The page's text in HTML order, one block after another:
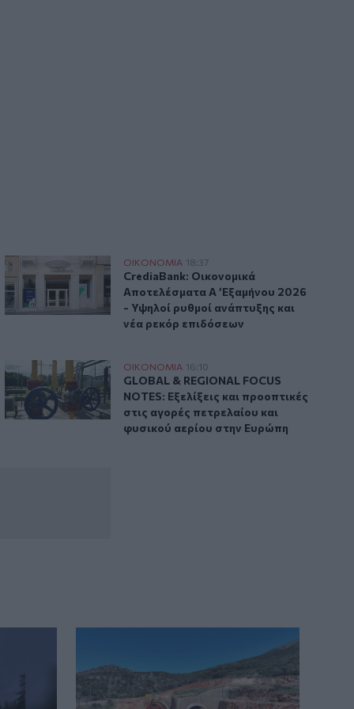
πρόστιμα έως 1.000 ευρώ
φέρνουν τσουχτερά πρόστιμα έως 1.000 ευρώ
CrediaBank: Οικονομικά Αποτελέσματα A ’Εξαμήνου 2026
ΟΙΚΟΝΟΜΙΑ 18:37
CrediaBank: Οικονομικά
CrediaBank: Οικονομικά
Αποτελέσματα A ’Εξαμήνου 2026
- Υψηλοί ρυθμοί ανάπτυξης και
νέα ρεκόρ επιδόσεων
εργαζόμενους στην πρόωρη έξοδο
οδηγεί χιλιάδες εργαζόμενους στην πρόωρη έξοδο
GLOBAL & REGIONAL FOCUS NOTES: Εξελίξεις και
ΟΙΚΟΝΟΜΙΑ 16:10
GLOBAL & REGIONAL FOCUS NOTES:
GLOBAL & REGIONAL FOCUS
NOTES: Εξελίξεις και προοπτικές
στις αγορές πετρελαίου και
φυσικού αερίου στην Ευρώπη